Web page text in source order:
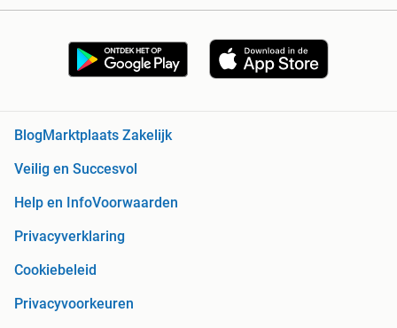
BlogMarktplaats Zakelijk
Veilig en Succesvol
Help en InfoVoorwaarden
Privacyverklaring
Cookiebeleid
Privacyvoorkeuren